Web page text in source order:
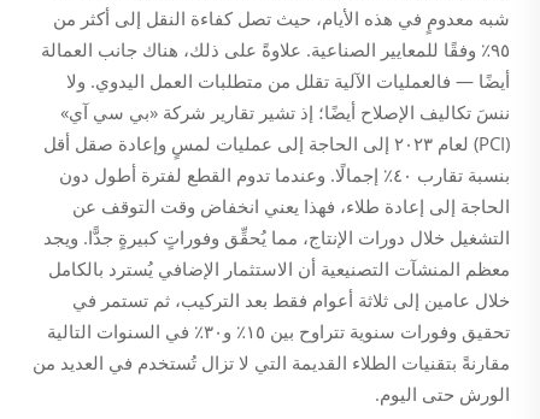
شبه معدومٍ في هذه الأيام، حيث تصل كفاءة النقل إلى أكثر من
٩٥٪ وفقًا للمعايير الصناعية. علاوةً على ذلك، هناك جانب العمالة
أيضًا — فالعمليات الآلية تقلل من متطلبات العمل اليدوي. ولا
ننسَ تكاليف الإصلاح أيضًا؛ إذ تشير تقارير شركة «بي سي آي»
(PCI) لعام ٢٠٢٣ إلى الحاجة إلى عمليات لمسٍ وإعادة صقل أقل
بنسبة تقارب ٤٠٪ إجمالًا. وعندما تدوم القطع لفترة أطول دون
الحاجة إلى إعادة طلاء، فهذا يعني انخفاض وقت التوقف عن
التشغيل خلال دورات الإنتاج، مما يُحقِّق وفوراتٍ كبيرةٍ جدًّا. ويجد
معظم المنشآت التصنيعية أن الاستثمار الإضافي يُسترد بالكامل
خلال عامين إلى ثلاثة أعوام فقط بعد التركيب، ثم تستمر في
تحقيق وفورات سنوية تتراوح بين ١٥٪ و٣٠٪ في السنوات التالية
مقارنةً بتقنيات الطلاء القديمة التي لا تزال تُستخدم في العديد من
الورش حتى اليوم.